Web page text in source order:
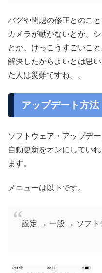
バグや問題の修正とのこと
カメラが動かないとか、
とか、けっこうすごいこと
解決したからよいとは思
た人は災難ですね。。
アップデート方法
ソフトウェア・アップデー
自動更新をオンにしてい
ます。
メニューは以下です。
設定 → 一般 → ソフト